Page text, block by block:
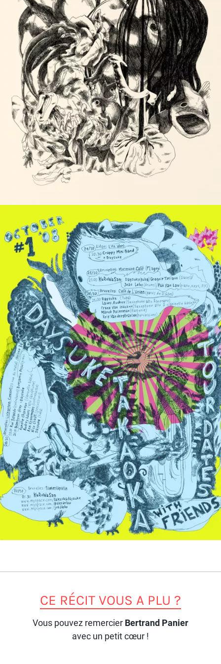
CE RÉCIT VOUS A PLU ?
Vous pouvez remercier Bertrand Panier
avec un petit cœur !